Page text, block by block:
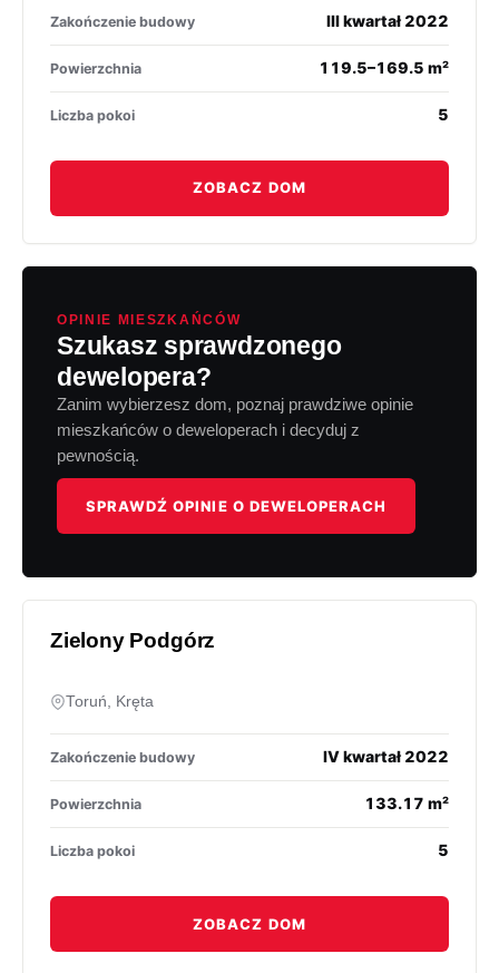
Zakończenie budowy III kwartał 2022
Powierzchnia 119.5–169.5 m²
Liczba pokoi 5
ZOBACZ DOM
OPINIE MIESZKAŃCÓW
Szukasz sprawdzonego
dewelopera?
Zanim wybierzesz dom, poznaj prawdziwe opinie
mieszkańców o deweloperach i decyduj z
pewnością.
SPRAWDŹ OPINIE O DEWELOPERACH
Zielony Podgórz
Toruń, Kręta
Zakończenie budowy IV kwartał 2022
Powierzchnia 133.17 m²
Liczba pokoi 5
ZOBACZ DOM